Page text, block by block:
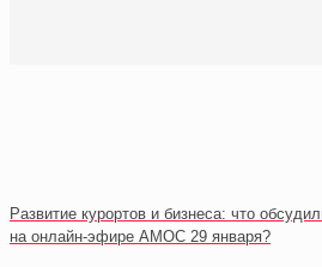
Развитие курортов и бизнеса: что
на онлайн-эфире АМОС 29 января?